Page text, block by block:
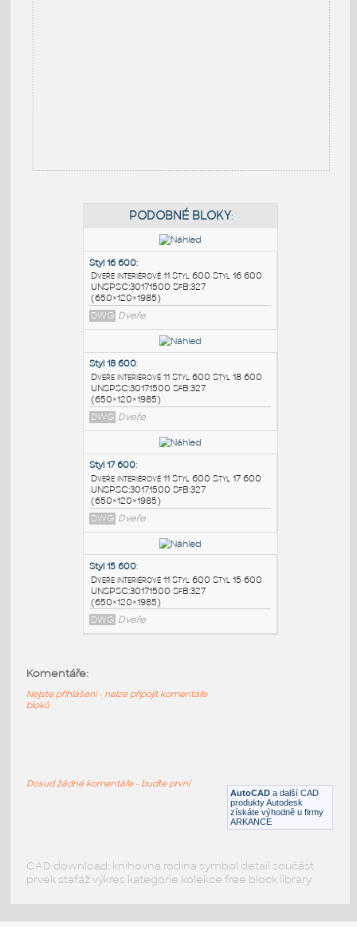
PODOBNÉ BLOKY
Styl 16 600
Dveře interiérové 11 Styl 600 Styl 16 600
UNSPSC:30171500 SfB:327
(650×120×1985)
DWG Dveře
Styl 18 600:
Dveře interiérové 11 Styl 600 Styl 18 600
UNSPSC:30171500 SfB:327
(650×120×1985)
Styl 17 600 :
Dveře interiérové 11 Styl 600 Styl 15 600
(650×120×1985)
DWG Dveře
AutoCAD a další CAD
produkty Autodesk
získáte výhodně u firmy
ARKANCE
Komentáře:
Nejste přihlášeni - nelze připojit komentáře
bloků
Dosud žádné komentáře - buďte první
CAD download: knihovna rodina symbol detail součást
prvek stafáž výkres kategorie kolekce free block library